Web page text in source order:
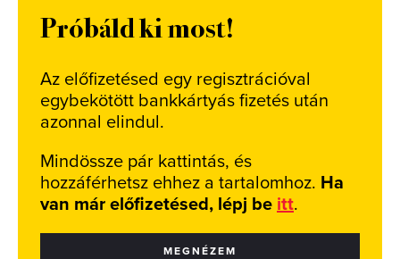
Próbáld ki most!
Az előfizetésed egy regisztrációval
egybekötött bankkártyás fizetés után
azonnal elindul.
Mindössze pár kattintás, és
hozzáférhetsz ehhez a tartalomhoz. Ha
van már előfizetésed, lépj be itt.
MEGNÉZEM